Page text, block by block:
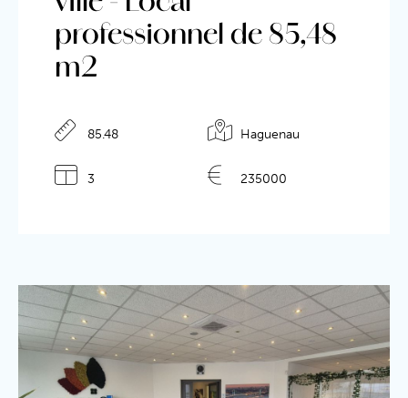
professionnel de 85,48
m2
85.48 Haguenau
3 235000